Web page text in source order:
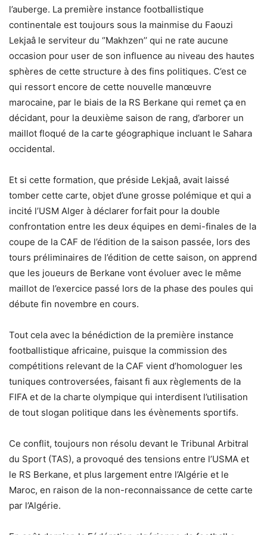
l’auberge. La première instance footballistique
continentale est toujours sous la mainmise du Faouzi
Lekjaâ le serviteur du ‘’Makhzen’’ qui ne rate aucune
occasion pour user de son influence au niveau des hautes
sphères de cette structure à des fins politiques. C’est ce
qui ressort encore de cette nouvelle manœuvre
marocaine, par le biais de la RS Berkane qui remet ça en
décidant, pour la deuxième saison de rang, d’arborer un
maillot floqué de la carte géographique incluant le Sahara
occidental.
Et si cette formation, que préside Lekjaâ, avait laissé
tomber cette carte, objet d’une grosse polémique et qui a
incité l’USM Alger à déclarer forfait pour la double
confrontation entre les deux équipes en demi-finales de la
coupe de la CAF de l’édition de la saison passée, lors des
tours préliminaires de l’édition de cette saison, on apprend
que les joueurs de Berkane vont évoluer avec le même
maillot de l’exercice passé lors de la phase des poules qui
débute fin novembre en cours.
Tout cela avec la bénédiction de la première instance
footballistique africaine, puisque la commission des
compétitions relevant de la CAF vient d’homologuer les
tuniques controversées, faisant fi aux règlements de la
FIFA et de la charte olympique qui interdisent l’utilisation
de tout slogan politique dans les évènements sportifs.
Ce conflit, toujours non résolu devant le Tribunal Arbitral
du Sport (TAS), a provoqué des tensions entre l’USMA et
le RS Berkane, et plus largement entre l’Algérie et le
Maroc, en raison de la non-reconnaissance de cette carte
par l’Algérie.